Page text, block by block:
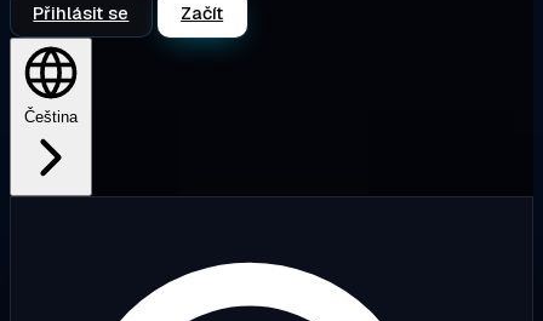
Přihlásit se Začít
Čeština